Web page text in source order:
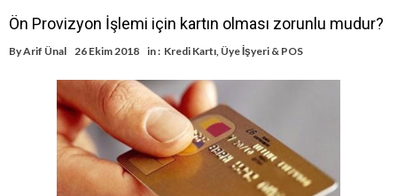
Ön Provizyon İşlemi için kartın olması zorunlu mudur?
ByArif Ünal 26 Ekim 2018 in : Kredi Kartı, Üye İşyeri & POS